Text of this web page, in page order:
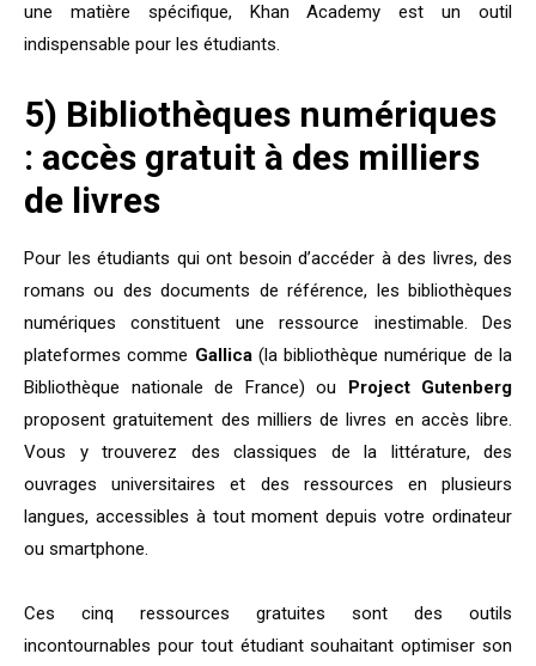
une matière spécifique, Khan Academy est un outil
indispensable pour les étudiants.
5) Bibliothèques numériques
: accès gratuit à des milliers
de livres
Pour les étudiants qui ont besoin d’accéder à des livres, des
romans ou des documents de référence, les bibliothèques
numériques constituent une ressource inestimable. Des
plateformes comme Gallica(la bibliothèque numérique de la
Bibliothèque nationale de France) ou Project Gutenberg
proposent gratuitement des milliers de livres en accès libre.
Vous y trouverez des classiques de la littérature, des
ouvrages universitaires et des ressources en plusieurs
langues, accessibles à tout moment depuis votre ordinateur
ou smartphone.
Ces cinq ressources gratuites sont des outils
incontournables pour tout étudiant souhaitant optimiser son